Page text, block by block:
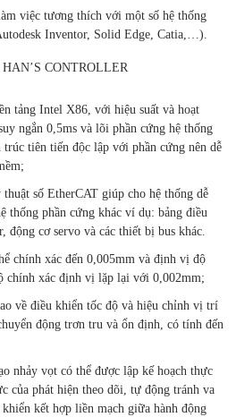
việc tương thích với một số hệ thống
Inventor, Solid Edge, Catia,…).
CONTROLLER
tảng Intel X86, với hiệu suất và hoạt
ngắn 0,5ms và lõi phần cứng hệ thống
tiên tiến độc lập với phần cứng nên dễ
số EtherCAT giúp cho hệ thống dễ
thống phần cứng khác ví dụ: bảng điều
cơ servo và các thiết bị bus khác.
chính xác đến 0,005mm và định vị độ
chính xác định vị lặp lại với 0,002mm;
về điều khiển tốc độ và hiệu chỉnh vị trí
động trơn tru và ổn định, có tính đến
nhảy vọt có thể được lập kế hoạch thực
của phát hiện theo dõi, tự động tránh va
kết hợp liền mạch giữa hành động